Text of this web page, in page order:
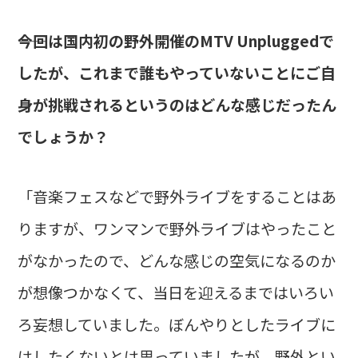
――今回は国内初の野外開催のMTV Unpluggedで
したが、これまで誰もやっていないことにご自
身が挑戦されるというのはどんな感じだったん
でしょうか？
「音楽フェスなどで野外ライブをすることはあ
りますが、ワンマンで野外ライブはやったこと
がなかったので、どんな感じの空気になるのか
が想像つかなくて、当日を迎えるまではいろい
ろ妄想していました。ぼんやりとしたライブに